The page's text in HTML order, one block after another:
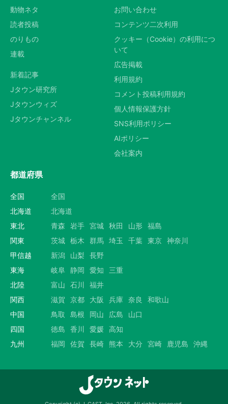
動物ネタ
読者投稿
のりもの
連載
新着記事
Jタウン研究所
Jタウンウィズ
Jタウンチャンネル
お問い合わせ
コンテンツ二次利用
クッキー（Cookie）の利用につ
いて
広告掲載
利用規約
コメント投稿利用規約
個人情報保護方針
SNS利用ポリシー
AIポリシー
会社案内
都道府県
全国
全国
北海道
北海道
東北
青森 岩手 宮城 秋田 山形 福島
関東
茨城 栃木 群馬 埼玉 千葉 東京 神奈川
甲信越
新潟 山梨
長野
東海
岐阜 静岡 愛知
三重
北陸
富山 石川
福井
関西
滋賀 京都 大阪 兵庫 奈良
和歌山
中国
鳥取 島根 岡山 広島
山口
四国
徳島 香川 愛媛 高知
九州
福岡 佐賀 長崎 熊本 大分 宮崎 鹿児島 沖縄